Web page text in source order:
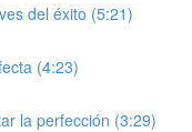
del éxito (5:21)
(4:23)
la perfección (3:29)